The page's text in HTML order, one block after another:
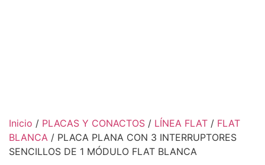
Inicio / PLACAS Y CONACTOS / LÍNEA FLAT / FLAT
BLANCA / PLACA PLANA CON 3 INTERRUPTORES
SENCILLOS DE 1 MÓDULO FLAT BLANCA